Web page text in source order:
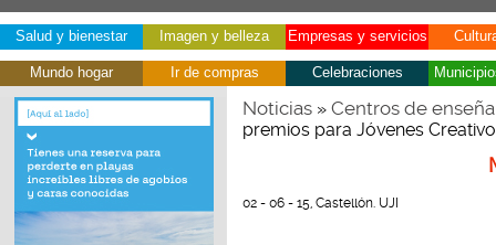
Salud y bienestar Imagen y belleza Empresas y servicios
Mundo hogar Ir de compras Celebraciones
Noticias» Centros de
premios para Jóvenes
02 - 06 - 15, Castellón. UJI